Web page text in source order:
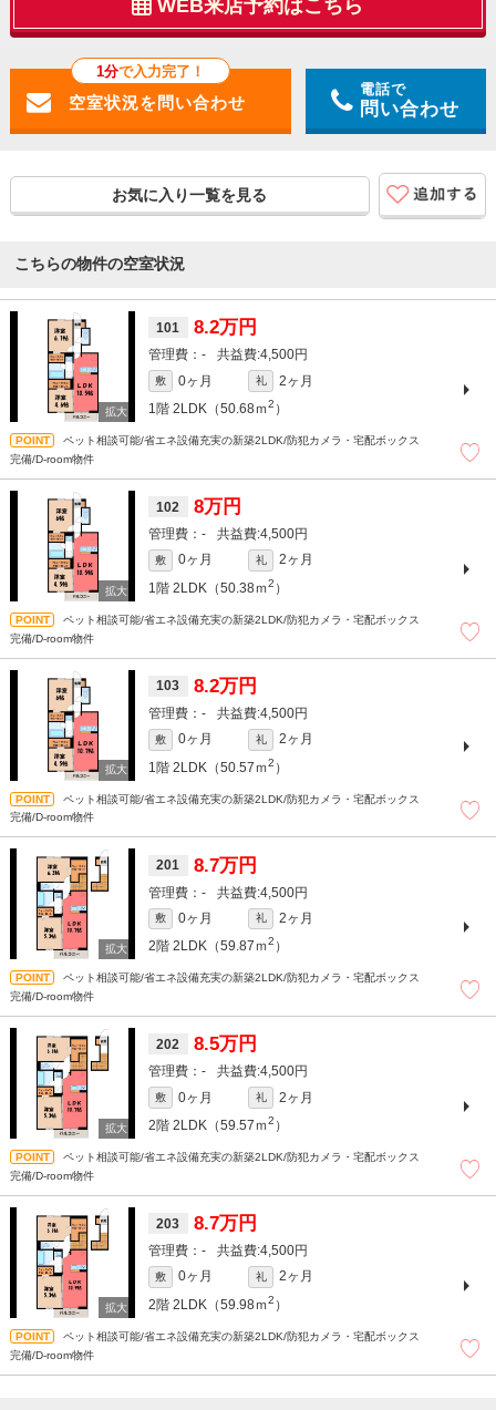
WEB来店予約はこちら
1分で入力完了！
電話で
問い合わせ
お気に入り一覧を見る
こちらの物件の空室状況
101 8.2万円
- 4,500円
敷 0ヶ月 礼
2ヶ月
1階 2LDK（50.68ｍ2 ）
ペット相談可能/省エネ設備充実の新築2LDK/防犯カメラ・宅配ボックス
完備/D-room物件
102 8万円
- 4,500円
敷 0ヶ月 礼
2ヶ月
1階 2LDK（50.38ｍ2 ）
ペット相談可能/省エネ設備充実の新築2LDK/防犯カメラ・宅配ボックス
完備/D-room物件
103 8.2万円
- 4,500円
敷 0ヶ月 礼
2ヶ月
1階 2LDK（50.57ｍ2 ）
ペット相談可能/省エネ設備充実の新築2LDK/防犯カメラ・宅配ボックス
完備/D-room物件
201 8.7万円
- 4,500円
敷 0ヶ月 礼
2ヶ月
2階 2LDK（59.87ｍ2 ）
ペット相談可能/省エネ設備充実の新築2LDK/防犯カメラ・宅配ボックス
完備/D-room物件
202 8.5万円
- 4,500円
敷 0ヶ月 礼
2ヶ月
2階 2LDK（59.57ｍ2 ）
ペット相談可能/省エネ設備充実の新築2LDK/防犯カメラ・宅配ボックス
完備/D-room物件
203 8.7万円
- 4,500円
敷 0ヶ月 礼
2ヶ月
2階 2LDK（59.98ｍ2 ）
ペット相談可能/省エネ設備充実の新築2LDK/防犯カメラ・宅配ボックス
完備/D-room物件